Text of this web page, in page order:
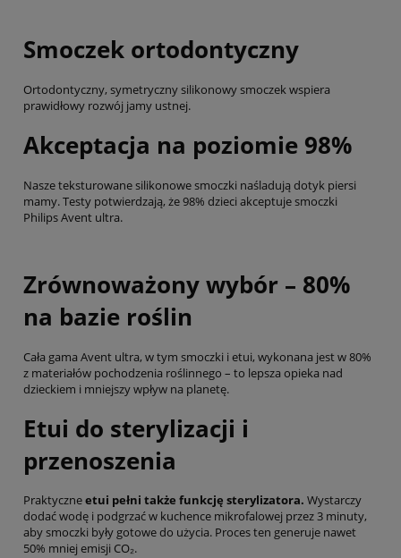
Smoczek ortodontyczny
Ortodontyczny, symetryczny silikonowy smoczek wspiera
prawidłowy rozwój jamy ustnej.
Akceptacja na poziomie 98%
Nasze teksturowane silikonowe smoczki naśladują dotyk piersi
mamy. Testy potwierdzają, że 98% dzieci akceptuje smoczki
Philips Avent ultra.
Zrównoważony wybór – 80%
na bazie roślin
Cała gama Avent ultra, w tym smoczki i etui, wykonana jest w 80%
z materiałów pochodzenia roślinnego – to lepsza opieka nad
dzieckiem i mniejszy wpływ na planetę.
Etui do sterylizacji i
przenoszenia
Praktyczneetui pełni także funkcję sterylizatora. Wystarczy
dodać wodę i podgrzać w kuchence mikrofalowej przez 3 minuty,
aby smoczki były gotowe do użycia. Proces ten generuje nawet
50% mniej emisji CO₂.